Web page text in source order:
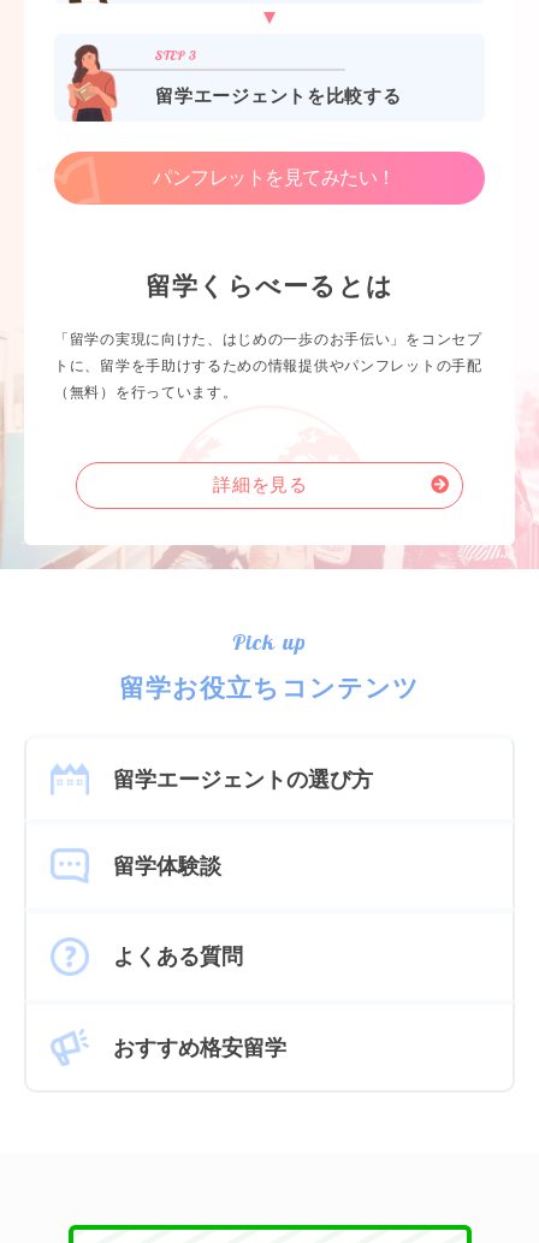
留学エージェントを比較する
パンフレットを見てみたい！
留学くらべーるとは
「留学の実現に向けた、はじめの一歩のお手伝い」をコンセプ
トに、留学を手助けするための情報提供やパンフレットの手配
（無料）を行っています。
詳細を見る
Pick up
留学お役立ちコンテンツ
留学エージェントの選び方
留学体験談
よくある質問
おすすめ格安留学